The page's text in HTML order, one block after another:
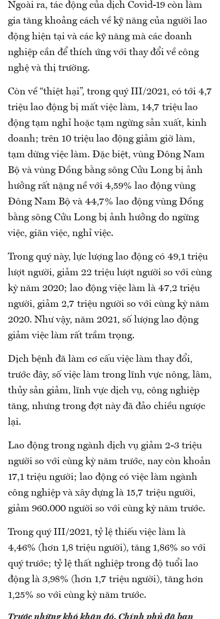
Ngoài ra, tác động của dịch Covid-19 còn làm
gia tăng khoảng cách về kỹ năng của người lao
động hiện tại và các kỹ năng mà các doanh
nghiệp cần để thích ứng với thay đổi về công
nghệ và thị trường.
Còn về “thiệt hại”, trong quý III/2021, có tới 4,7
triệu lao động bị mất việc làm, 14,7 triệu lao
động tạm nghỉ hoặc tạm ngừng sản xuất, kinh
doanh; trên 10 triệu lao động giảm giờ làm,
tạm dừng việc làm. Đặc biệt, vùng Đông Nam
Bộ và vùng Đồng bằng sông Cửu Long bị ảnh
hưởng rất nặng nề với 4,59% lao động vùng
Đông Nam Bộ và 44,7% lao động vùng Đồng
bằng sông Cửu Long bị ảnh hưởng do ngừng
việc, giãn việc, nghỉ việc.
Trong quý này, lực lượng lao động có 49,1 triệu
lượt người, giảm 22 triệu lượt người so với cùng
kỳ năm 2020; lao động việc làm là 47,2 triệu
người, giảm 2,7 triệu người so với cùng kỳ năm
2020. Như vậy, năm 2021, số lượng lao động
giảm việc làm rất trầm trọng.
Dịch bệnh đã làm cơ cấu việc làm thay đổi,
trước đây, số việc làm trong lĩnh vực nông, lâm,
thủy sản giảm, lĩnh vực dịch vụ, công nghiệp
tăng, nhưng trong đợt này đã đảo chiều ngược
lại.
Lao động trong ngành dịch vụ giảm 2-3 triệu
người so với cùng kỳ năm trước, nay còn khoản
17,1 triệu người; lao động có việc làm ngành
công nghiệp và xây dựng là 15,7 triệu người,
giảm 960.000 người so với cùng kỳ năm trước.
Trong quý III/2021, tỷ lệ thiếu việc làm là
4,46% (hơn 1,8 triệu người), tăng 1,86% so với
quý trước; tỷ lệ thất nghiệp trong độ tuổi lao
động là 3,98% (hơn 1,7 triệu người), tăng hơn
1,25% so với cùng kỳ năm trước.
Trước những khó khăn đó, Chính phủ đã ban